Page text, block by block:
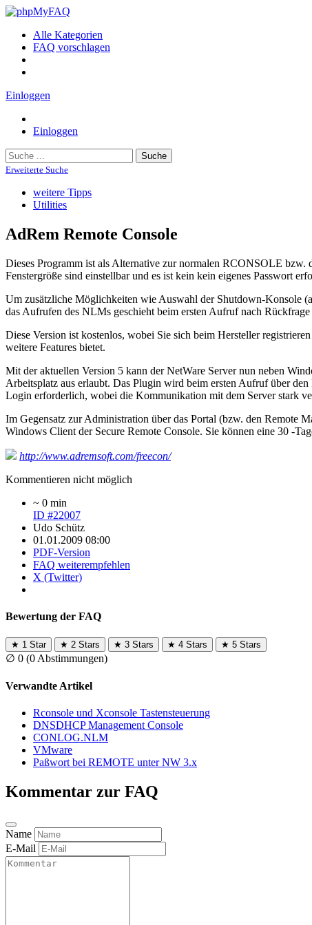
Alle Kategorien
FAQ vorschlagen
Einloggen
Einloggen
Suche
Erweiterte Suche
weitere Tipps
Utilities
AdRem Remote Console
Dieses Programm ist als Alternative zur normalen RCONSOLE bzw.
Fenstergröße sind einstellbar und es ist kein kein eigenes Passwort
Um zusätzliche Möglichkeiten wie Auswahl der Shutdown-Konsole
das Aufrufen des NLMs geschieht beim ersten Aufruf nach Rückfrage
Diese Version ist kostenlos, wobei Sie sich beim Hersteller
weitere Features bietet.
Mit der aktuellen Version 5 kann der NetWare Server nun neben
Arbeitsplatz aus erlaubt. Das Plugin wird beim ersten Aufruf über
Login erforderlich, wobei die Kommunikation mit dem Server stark
Im Gegensatz zur Administration über das Portal (bzw. den Remote
Windows Client der Secure Remote Console. Sie können eine 30 -
http://www.adremsoft.com/freecon/
Kommentieren nicht möglich
~ 0 min
ID #22007
Udo Schütz
01.01.2009 08:00
PDF-Version
FAQ weiterempfehlen
X (Twitter)
Bewertung der FAQ
★ 1 Star ★ 2 Stars ★ 3 Stars ★ 4 Stars ★ 5 Stars
∅ 0 (0 Abstimmungen)
Verwandte Artikel
Rconsole und Xconsole Tastensteuerung
DNSDHCP Management Console
CONLOG.NLM
VMware
Paßwort bei REMOTE unter NW 3.x
Kommentar zur FAQ
Name
E-Mail